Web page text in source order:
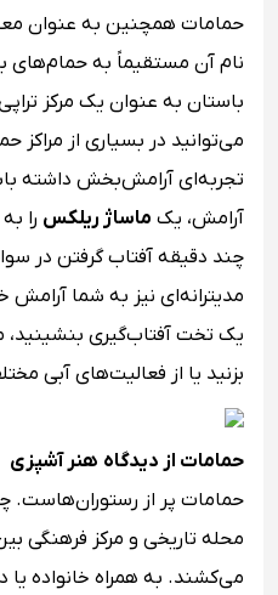
حمامات همچنین به عنوان
نام آن مستقیماً به حمام‌های
باستان به عنوان یک مرکز
می‌توانید در بسیاری از
تجربه‌ای آرامش‌بخش داشته
آرامش، یک ماساژ ریلکس را
چند دقیقه آفتاب گرفتن در
مدیترانه‌ای نیز به شما
یک تخت آفتاب‌گیری بنشینید،
بزنید یا از فعالیت‌های آبی
حمامات از دیدگاه هنر آشپزی
حمامات پر از رستوران‌هاست.
محله تاریخی و مرکز فرهنگی
می‌کشند. به همراه خانواده یا